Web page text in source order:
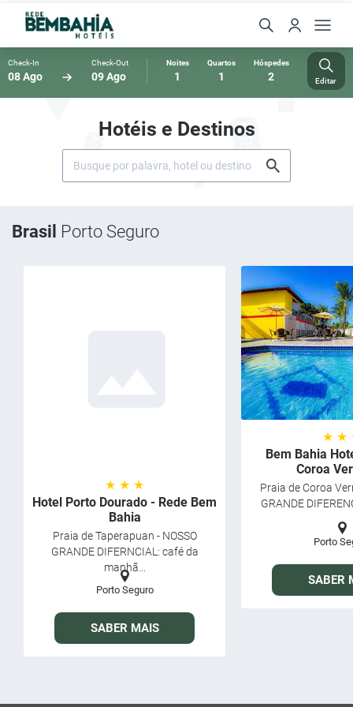
Check-In
08 Ago
Check-Out
09 Ago
Noites
1
Quartos
1
Hóspedes
2 Editar
Hotéis e Destinos
Brasil Porto Seguro
★ ★ ★
Hotel Porto Dourado - Rede Bem
Bahia
Praia de Taperapuan - NOSSO
GRANDE DIFERNCIAL: café da
manhã...
Porto Seguro
SABER MAIS
★ ★
Bem Bahia
Coroa
Praia de Coroa
GRANDE
Porto
SABER